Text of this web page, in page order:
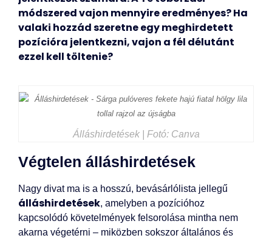
módszered vajon mennyire eredményes? Ha
valaki hozzád szeretne egy meghirdetett
pozícióra jelentkezni, vajon a fél délutánt
ezzel kell töltenie?
Álláshirdetések | Fotó: Canva
Végtelen álláshirdetések
Nagy divat ma is a hosszú, bevásárlólista jellegű
álláshirdetések, amelyben a pozícióhoz
kapcsolódó követelmények felsorolása mintha nem
akarna végetérni – miközben sokszor általános és